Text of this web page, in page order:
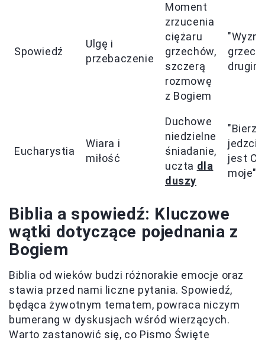
Spowiedź
Ulgę i
przebaczenie
Moment
zrzucenia
ciężaru
grzechów,
szczerą
rozmowę
z Bogiem
Eucharystia
Wiara i
miłość
Duchowe
niedzielne
śniadanie,
uczta dla
duszy
jest
moje"
Biblia a spowiedź: Kluczowe
wątki dotyczące pojednania z
Bogiem
Biblia od wieków budzi różnorakie emocje oraz
stawia przed nami liczne pytania. Spowiedź,
będąca żywotnym tematem, powraca niczym
bumerang w dyskusjach wśród wierzących.
Warto zastanowić się, co Pismo Święte